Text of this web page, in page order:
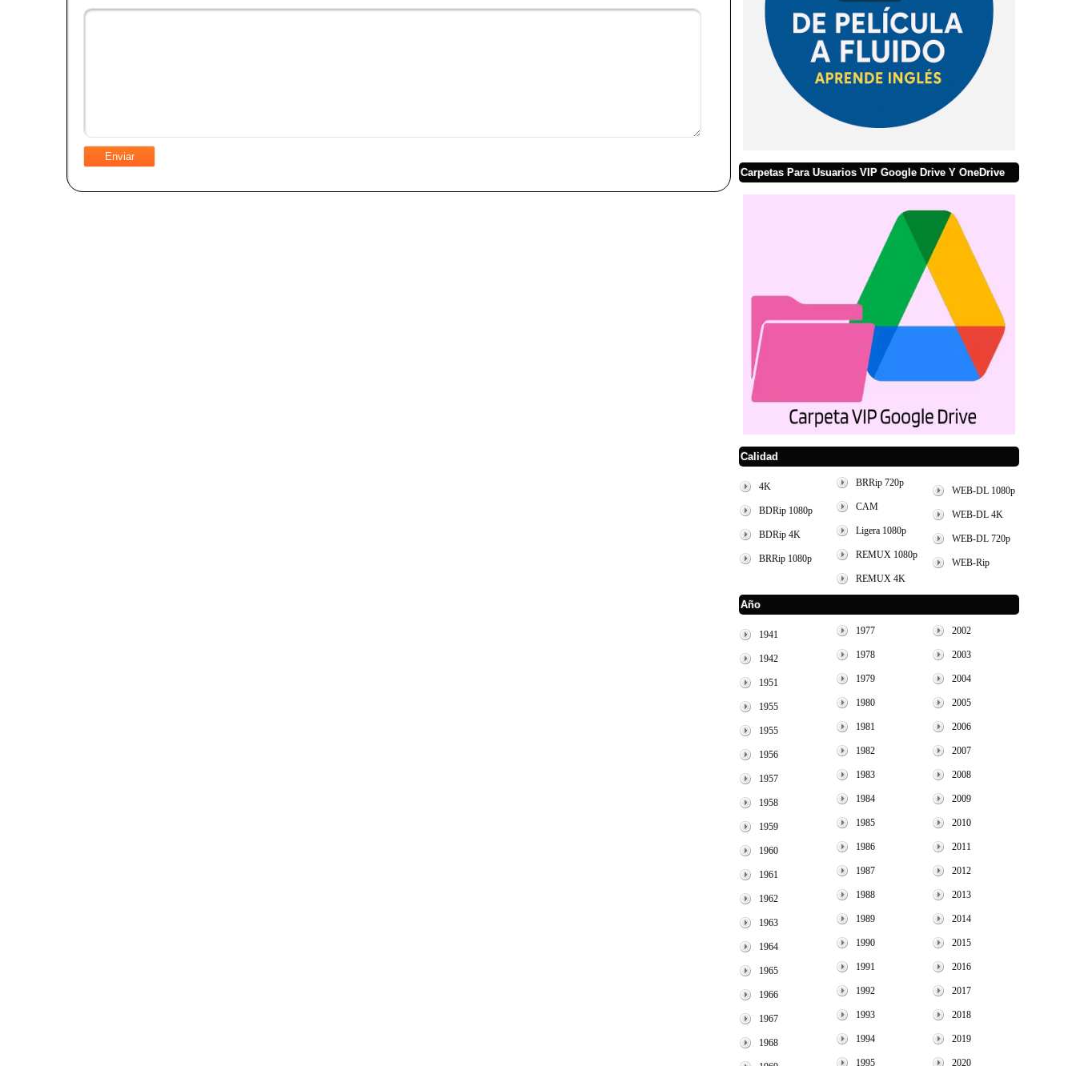
Carpetas Para Usuarios VIP Google Drive Y OneDrive
Calidad
4K
BDRip 1080p
BDRip 4K
BRRip 1080p
BRRip 720p
CAM
Ligera 1080p
REMUX 1080p
REMUX 4K
WEB-DL 1080p
WEB-DL 4K
WEB-DL 720p
WEB-Rip
Año
1941
1942
1951
1955
1955
1956
1957
1958
1959
1960
1961
1962
1963
1964
1965
1966
1967
1968
1977
1978
1979
1980
1981
1982
1983
1984
1985
1986
1987
1988
1989
1990
1991
1992
1993
1994
1995
2002
2003
2004
2005
2006
2007
2008
2009
2010
2011
2012
2013
2014
2015
2016
2017
2018
2019
2020